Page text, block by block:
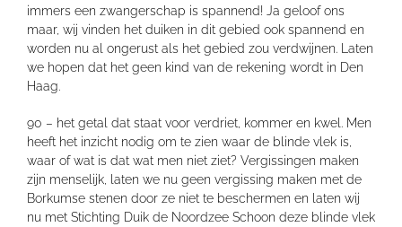
immers een zwangerschap is spannend! Ja geloof ons
maar, wij vinden het duiken in dit gebied ook spannend en
worden nu al ongerust als het gebied zou verdwijnen. Laten
we hopen dat het geen kind van de rekening wordt in Den
Haag.
90 – het getal dat staat voor verdriet, kommer en kwel. Men
heeft het inzicht nodig om te zien waar de blinde vlek is,
waar of wat is dat wat men niet ziet? Vergissingen maken
zijn menselijk, laten we nu geen vergissing maken met de
Borkumse stenen door ze niet te beschermen en laten wij
nu met Stichting Duik de Noordzee Schoon deze blinde vlek